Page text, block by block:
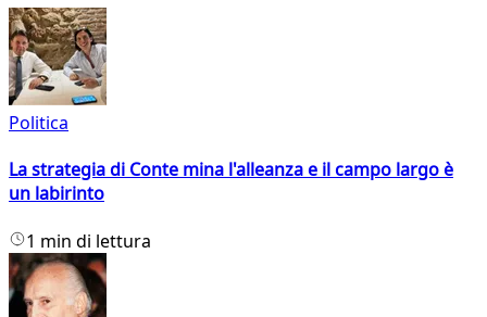
Politica
La strategia di Conte mina l'alleanza e il campo largo è
un labirinto
1 min di lettura